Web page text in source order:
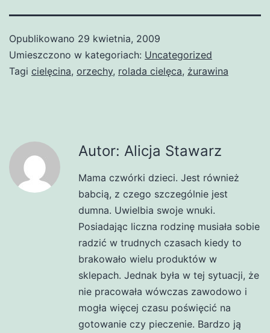
Opublikowano 29 kwietnia, 2009
Umieszczono w kategoriach: Uncategorized
Tagi cielęcina, orzechy, rolada cielęca, żurawina
Autor: Alicja Stawarz
Mama czwórki dzieci. Jest również
babcią, z czego szczególnie jest
dumna. Uwielbia swoje wnuki.
Posiadając liczna rodzinę musiała sobie
radzić w trudnych czasach kiedy to
brakowało wielu produktów w
sklepach. Jednak była w tej sytuacji, że
nie pracowała wówczas zawodowo i
mogła więcej czasu poświęcić na
gotowanie czy pieczenie. Bardzo ją